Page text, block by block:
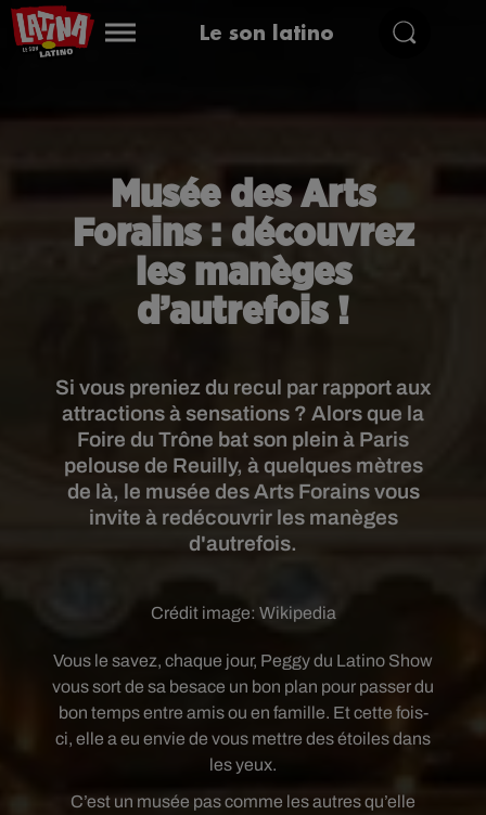
Le son latino
Musée des Arts
Forains : découvrez
les manèges
d’autrefois !
Si vous preniez du recul par rapport aux
attractions à sensations ? Alors que la
Foire du Trône bat son plein à Paris
pelouse de Reuilly, à quelques mètres
de là, le musée des Arts Forains vous
invite à redécouvrir les manèges
d'autrefois.
Crédit image: Wikipedia
Vous le savez, chaque jour, Peggy du Latino Show
vous sort de sa besace un bon plan pour passer du
bon temps entre amis ou en famille. Et cette fois-
ci, elle a eu envie de vous mettre des étoiles dans
les yeux.
C’est un musée pas comme les autres qu’elle